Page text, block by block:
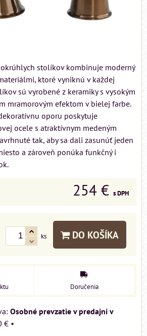
stolíkov kombinuje moderný
ktoré vyniknú v každej
sú vyrobené z keramiky s vysokým
mramorovým efektom v bielej farbe.
oporu poskytuje
ocele s atraktívnym medeným
tak, aby sa dali zasunúť jeden
a zároveň ponúka funkčný i
254 € s DPH
ks DO KOŠÍKA
Doručenia
Osobné prevzatie v predajni v
€ •